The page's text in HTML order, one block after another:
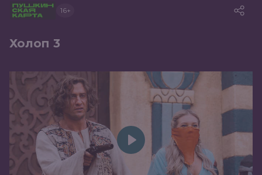
Холоп 3
16+
Play